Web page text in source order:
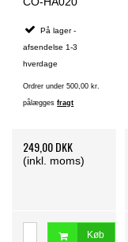
På lager -
afsendelse 1-3
hverdage
Ordrer under 500,00 kr.
pålæggesfragt
249,00 DKK
(inkl. moms)
Køb